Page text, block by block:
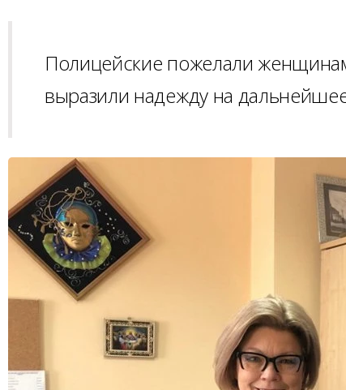
Полицейские пожелали
выразили надежду на